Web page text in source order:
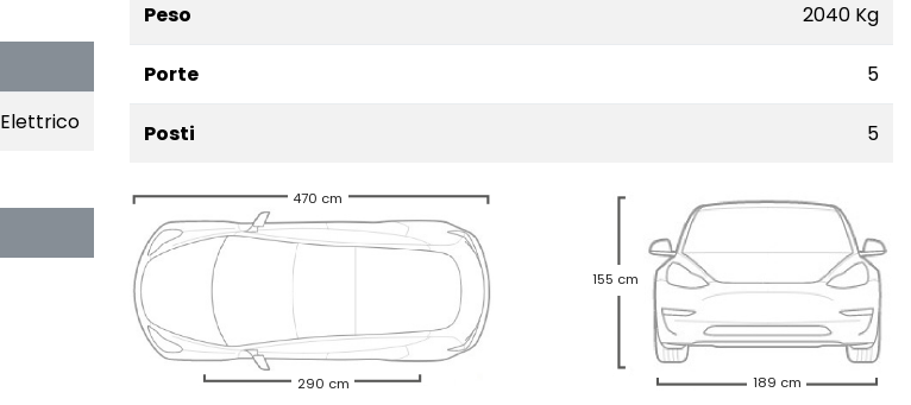
Elettrico
Peso 2040 Kg
Porte 5
Posti 5
470 cm
290 cm
155 cm
189 cm